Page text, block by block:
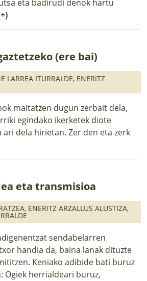
eta badirudi denok hartu
(ere bai)
LARREA ITURRALDE, ENERITZ
maitatzen dugun zerbait dela,
egindako ikerketek diote
dela hirietan. Zer den eta zerk
eta transmisioa
, ENERITZ ARZALLUS ALUSTIZA,
sendabelarren
handia da, baina lanak dituzte
Keniako adibide bati buruz
Ogiek herrialdeari buruz,